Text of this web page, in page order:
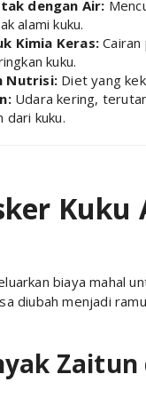
dengan Air:
alami kuku.
Kimia Keras:
kuku.
Nutrisi: Diet yang
Udara kering,
dari kuku.
biaya mahal
diubah menjadi
Zaitun